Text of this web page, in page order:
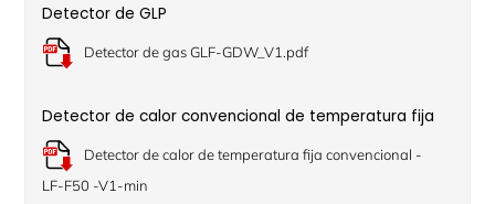
Detector de GLP
Detector de gas GLF-GDW_V1.pdf
Detector de calor convencional de temperatura fija
Detector de calor de temperatura fija convencional -
LF-F50 -V1-min